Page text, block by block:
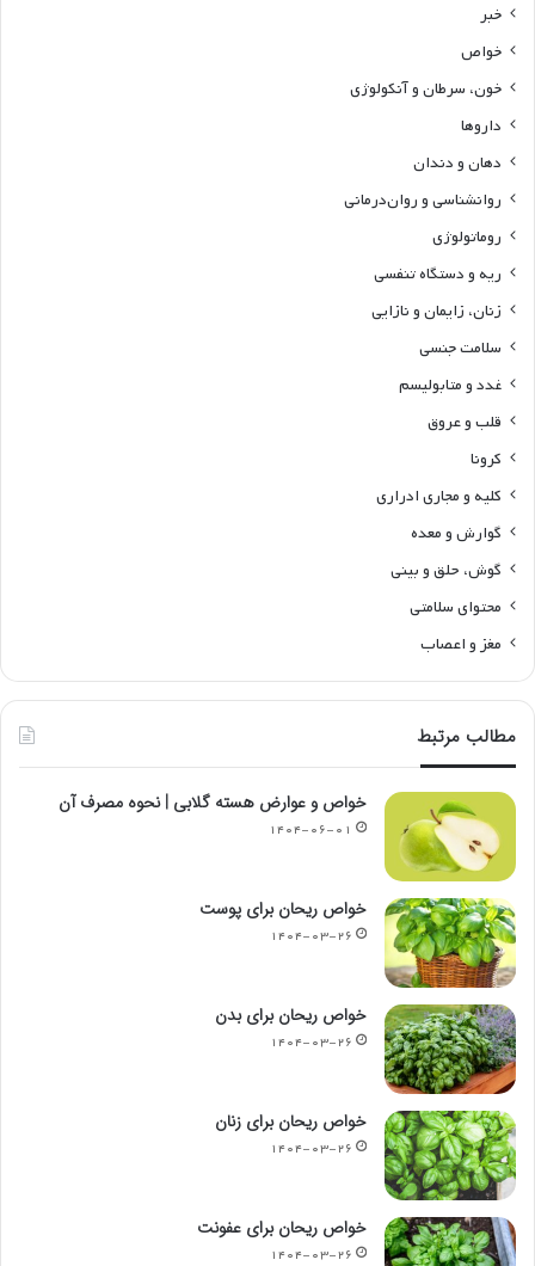
خبر
خواص
خون، سرطان و آنکولوژی
داروها
دهان و دندان
روانشناسی و روان‌درمانی
روماتولوژی
ریه و دستگاه تنفسی
زنان، زایمان و نازایی
سلامت جنسی
غدد و متابولیسم
قلب و عروق
کرونا
کلیه و مجاری ادراری
گوارش و معده
گوش، حلق و بینی
محتوای سلامتی
مغز و اعصاب
مطالب مرتبط
خواص و عوارض هسته گلابی | نحوه مصرف آن
۱۴۰۴-۰۶-۰۱
خواص ریحان برای پوست
۱۴۰۴-۰۳-۲۶
خواص ریحان برای بدن
۱۴۰۴-۰۳-۲۶
خواص ریحان برای زنان
۱۴۰۴-۰۳-۲۶
خواص ریحان برای عفونت
۱۴۰۴-۰۳-۲۶